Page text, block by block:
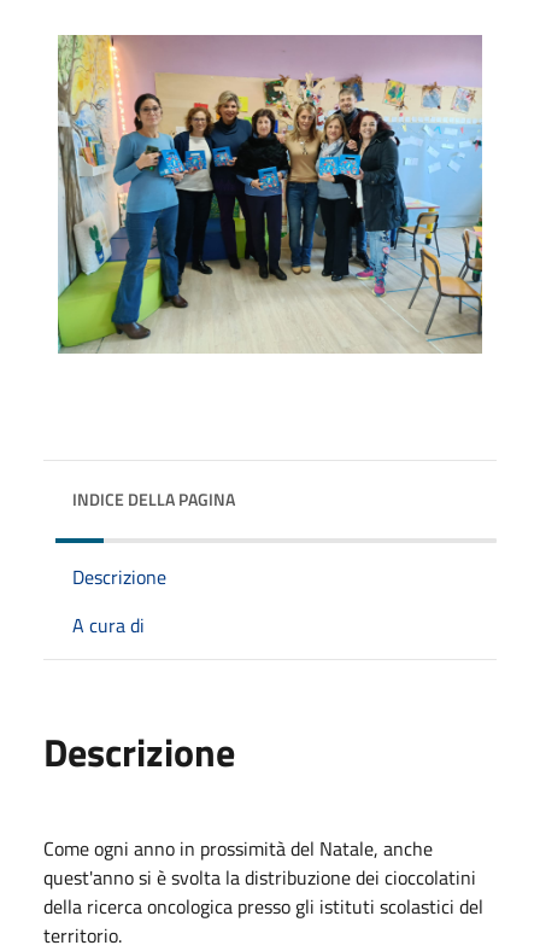
INDICE DELLA PAGINA
Descrizione
A cura di
Descrizione
Come ogni anno in prossimità del Natale, anche
quest'anno si è svolta la distribuzione dei cioccolatini
della ricerca oncologica presso gli istituti scolastici del
territorio.